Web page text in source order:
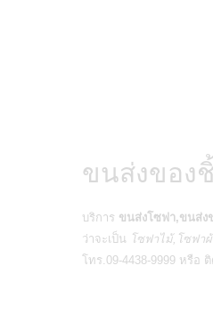
ขนส่งของ
บริการ ขนส่งโซฟา,ขนส่ง
ว่าจะเป็น โซฟาไม้,โซฟา
โทร.09-4438-9999 หรือ